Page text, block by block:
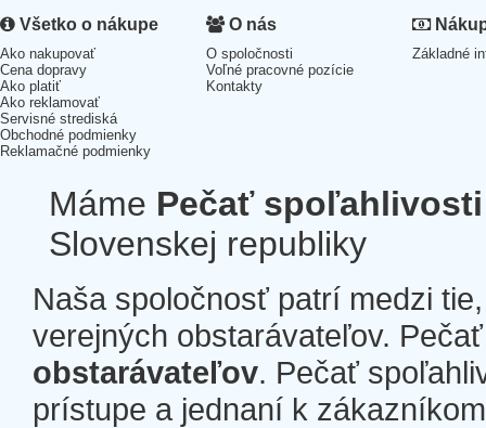
Všetko o nákupe
Ako nakupovať
Cena dopravy
Ako platiť
Ako reklamovať
Servisné strediská
Obchodné podmienky
Reklamačné podmienky
O nás
O spoločnosti
Voľné pracovné pozície
Kontakty
Základné
Máme Pečať spoľahlivosti
Slovenskej republiky
Naša spoločnosť patrí medzi
verejných obstarávateľov.
obstarávateľov. Pečať
prístupe a jednaní k